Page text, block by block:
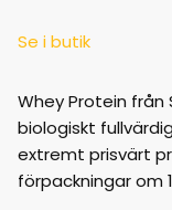
Se i butik
Whey Protein
biologiskt
extremt prisvärt
förpackningar om